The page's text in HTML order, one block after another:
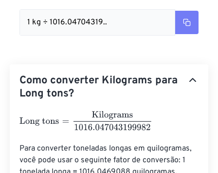
1 kg ÷ 1016.04704319..
Como converter Kilograms para
Long tons?
Long tons Kilograms1016.047043199982
Para converter toneladas longas em quilogramas,
você pode usar o seguinte fator de conversão: 1